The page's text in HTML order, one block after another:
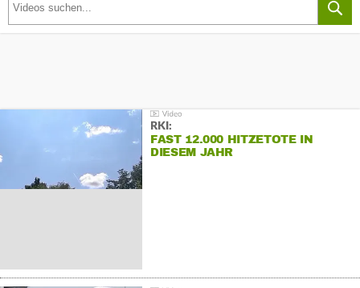
RKI:
FAST 12.000 HITZETOTE IN
DIESEM JAHR